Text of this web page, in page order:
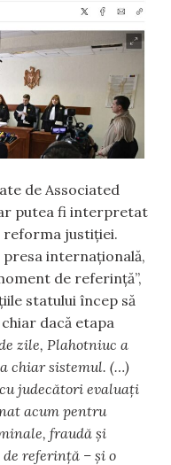
de Associated
putea fi interpretat
reforma justiției.
presa internațională,
de referință”,
statului încep să
dacă etapa
zile, Plahotniuc a
chiar sistemul. (…)
judecători evaluați
acum pentru
fraudă și
referință – și o